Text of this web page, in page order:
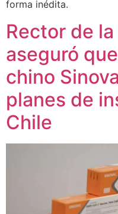
forma inédita.
Rector de
aseguró
chino
planes de
Chile